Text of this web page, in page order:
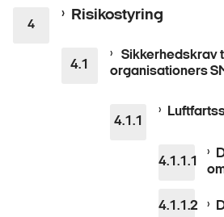
Risikostyring
Sikkerhedskrav
organisationers